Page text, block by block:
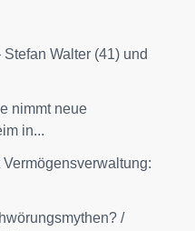
Walter (41) und
nimmt neue
in...
/